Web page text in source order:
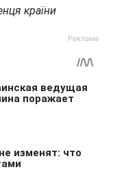
країни